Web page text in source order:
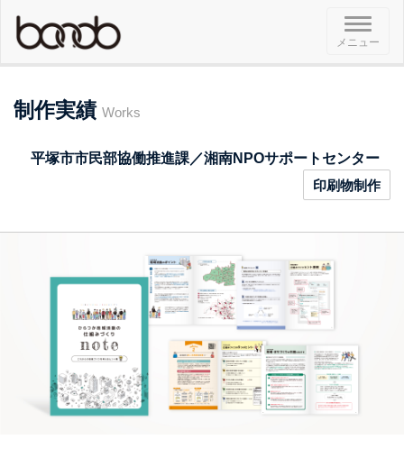
メ
ニ
ュ
メニュー
制作実績 Works
平塚市市民部協働推進課／湘南NPOサポートセンター
印刷物制作